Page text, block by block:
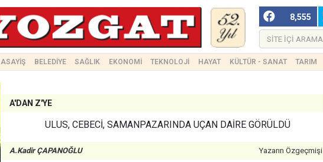
8,555
ASAYİŞ BELEDİYE SAĞLIK EKONOMİ TEKNOLOJİ HAYAT KÜLTÜR - SANAT TARIM
A'DAN Z'YE
ULUS, CEBECİ, SAMANPAZARINDA UÇAN DAİRE GÖRÜLDÜ
A.Kadir ÇAPANOĞLU Yazarın Özgeçmişi